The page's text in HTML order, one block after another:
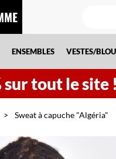
sur tout le site !
ENSEMBLES VESTES/
Sweat à capuche "Algéria"